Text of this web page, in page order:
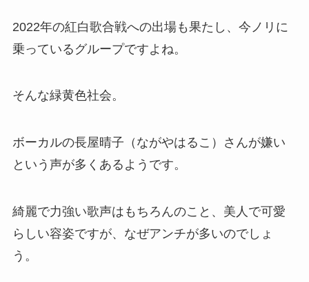
2022年の紅白歌合戦への出場も果たし、今ノリに
乗っているグループですよね。
そんな緑黄色社会。
ボーカルの長屋晴子（ながやはるこ）さんが嫌い
という声が多くあるようです。
綺麗で力強い歌声はもちろんのこと、美人で可愛
らしい容姿ですが、なぜアンチが多いのでしょ
う。